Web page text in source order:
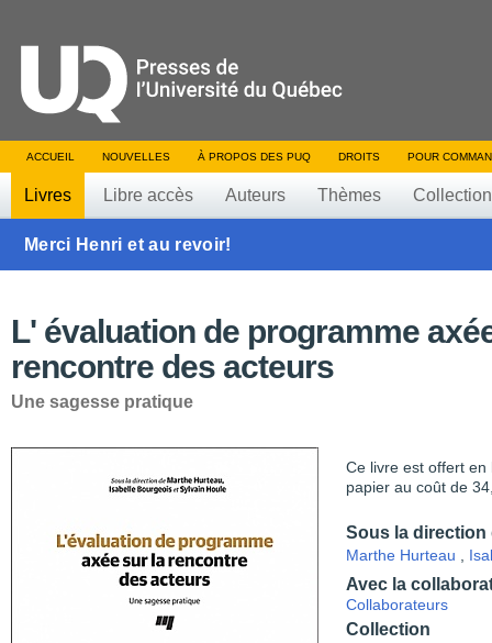
ACCUEIL NOUVELLES À PROPOS DES PUQ DROITS POUR
Livres Libre accès Auteurs Thèmes
Merci Henri et au revoir!
L' évaluation de programme
rencontre des acteurs
Une sagesse pratique
Ce livre est offert en
papier au coût de
Sous la direction
Marthe Hurteau
Avec la
Collaborateurs
Collection